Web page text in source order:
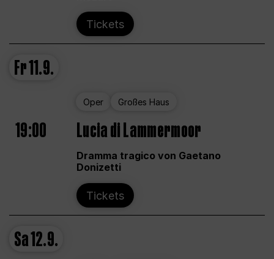
Tickets
Fr11.9.
Oper Großes Haus
19:00 Lucia di Lammermoor
Dramma tragico von Gaetano
Donizetti
Tickets
Sa12.9.